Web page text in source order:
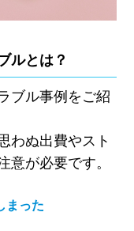
ルとは？
ブル事例をご紹
わぬ出費やスト
意が必要です。
まった